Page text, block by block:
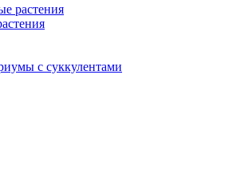
растения
с суккулентами